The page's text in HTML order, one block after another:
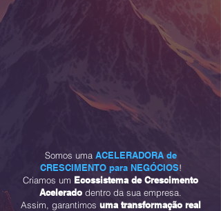
Somos uma ACELERADORA de
CRESCIMENTO para NEGÓCIOS!
Criamos um Ecossistema de Crescimento
Acelerado dentro da sua empresa.
Assim, garantimos uma transformação real